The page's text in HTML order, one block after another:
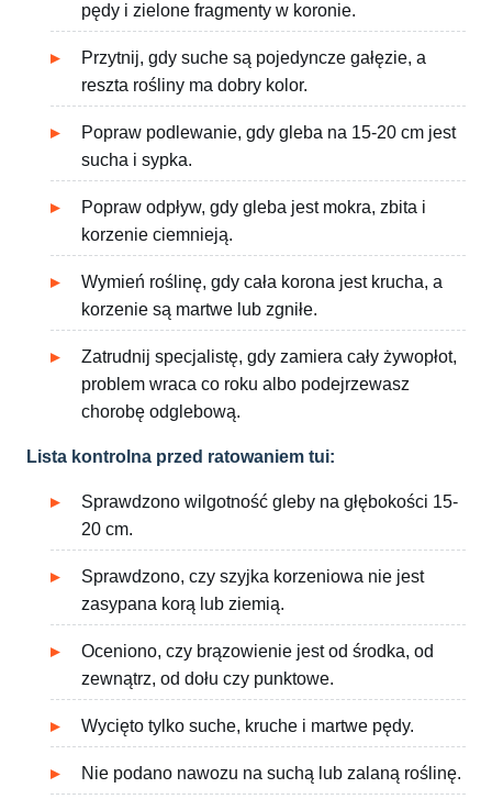
pędy i zielone fragmenty w koronie.
Przytnij, gdy suche są pojedyncze gałęzie, a
reszta rośliny ma dobry kolor.
Popraw podlewanie, gdy gleba na 15-20 cm jest
sucha i sypka.
Popraw odpływ, gdy gleba jest mokra, zbita i
korzenie ciemnieją.
Wymień roślinę, gdy cała korona jest krucha, a
korzenie są martwe lub zgniłe.
Zatrudnij specjalistę, gdy zamiera cały żywopłot,
problem wraca co roku albo podejrzewasz
chorobę odglebową.
Lista kontrolna przed ratowaniem tui:
Sprawdzono wilgotność gleby na głębokości 15-
20 cm.
Sprawdzono, czy szyjka korzeniowa nie jest
zasypana korą lub ziemią.
Oceniono, czy brązowienie jest od środka, od
zewnątrz, od dołu czy punktowe.
Wycięto tylko suche, kruche i martwe pędy.
Nie podano nawozu na suchą lub zalaną roślinę.